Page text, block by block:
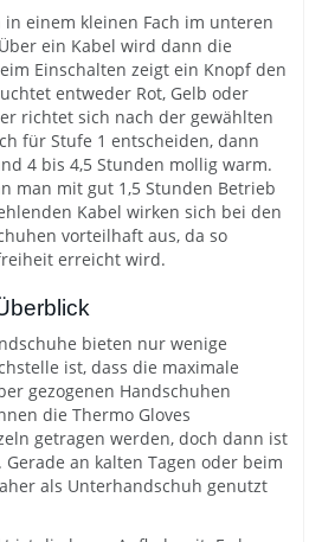
in einem kleinen Fach im unteren
ein Kabel wird dann die
Einschalten zeigt ein Knopf den
entweder Rot, Gelb oder
richtet sich nach der gewählten
für Stufe 1 entscheiden, dann
4 bis 4,5 Stunden mollig warm.
man mit gut 1,5 Stunden Betrieb
Kabel wirken sich bei den
vorteilhaft aus, da so
erreicht wird.
bieten nur wenige
ist, dass die maximale
gezogenen Handschuhen
die Thermo Gloves
getragen werden, doch dann ist
an kalten Tagen oder beim
als Unterhandschuh genutzt